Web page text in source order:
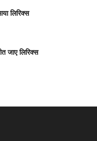
लिरिक्स
जाए लिरिक्स